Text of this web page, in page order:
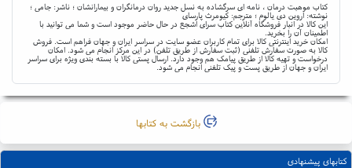
کتاب موهبت درمان ، نامه ای سرگشاده به نسل جدید روان درمانگران و بیمارانشان ؛ ناشر: جامی ؛
نوشته: اروین دی یالوم ؛ مترجم: کیومرث پارسای
این کالا در انبار فروشگاه آنلاین کتاب سرای اشجع در حال حاضر موجود است و شما می توانید با
اطمینان آن را بخرید.
امکان خرید اینترنتی کالا برای تمام کاربران عضو سایت در سراسر ایران و جهان فراهم است. فروش
کالا به صورت سفارش تلفنی (ثبت سفارش از طریق تلفن) در این مرکز انجام می شود. امکان
درخواست و تهیه کالا از طریق پیامک هم وجود دارد. ارسال پستی کالا با بسته بندی ویژه برای سراسر
ایران و جهان از طریق پست و پیک تلفنی انجام می شود.
بازگشت به کتابها
کتابهای پیشنهادی